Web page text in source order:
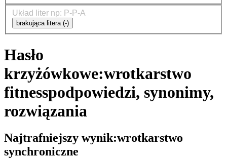
brakująca litera (-)
Hasło
krzyżówkowe:wrotkarstwo
fitnesspodpowiedzi, synonimy,
rozwiązania
Najtrafniejszy wynik:wrotkarstwo
synchroniczne